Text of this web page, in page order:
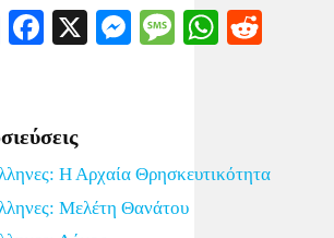
Facebook
X Messenger
Message
Η Αρχαία Θρησκευτικότητα
Μελέτη Θανάτου